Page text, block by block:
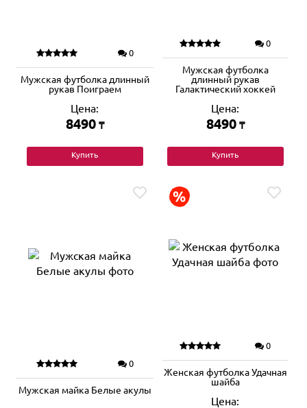
0
Мужская футболка длинный
рукав Поиграем
Цена:
8490 ₸
Купить
0
Мужская футболка
длинный рукав
Галактический хоккей
Цена:
8490 ₸
Купить
0
Мужская майка Белые акулы
0
Женская футболка Удачная
шайба
Цена: